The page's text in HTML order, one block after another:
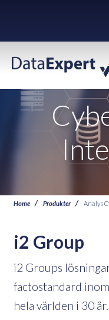
Home Produkter Analys
i2 Group
i2 Groups
factostandard
hela världen i 30